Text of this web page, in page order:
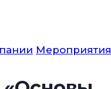
Мероприятия